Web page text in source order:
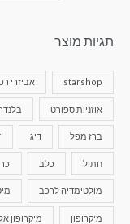
תגיות מוצר
starshop אביזרי
אוזניות ספורט
ברז מפל דיג
חתול כלב
מולטימדיה לרכב
מיקרופון מיקרופון